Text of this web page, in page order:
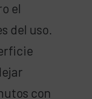
el
del uso.
con